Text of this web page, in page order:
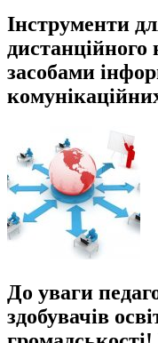
Інструменти
засобами
До уваги
здобувачів